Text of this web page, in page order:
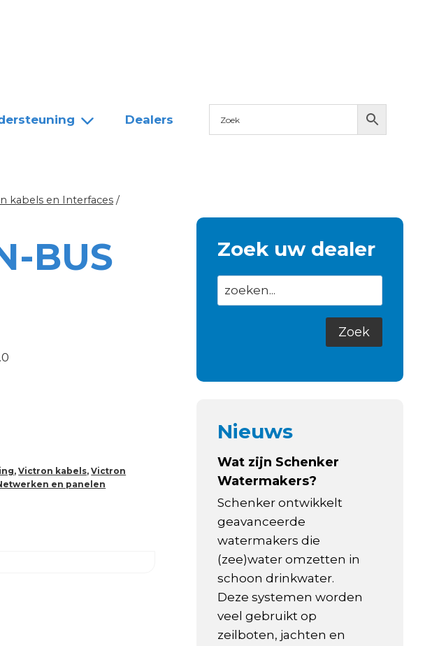
Dealers
kabels en Interfaces /
BUS
,Victron kabels,Victron
en panelen
Zoek uw dealer
Nieuws
Wat zijn Schenker
Watermakers?
Schenker ontwikkelt
geavanceerde
watermakers die
(zee)water omzetten in
schoon drinkwater.
Deze systemen worden
veel gebruikt op
zeilboten, jachten en